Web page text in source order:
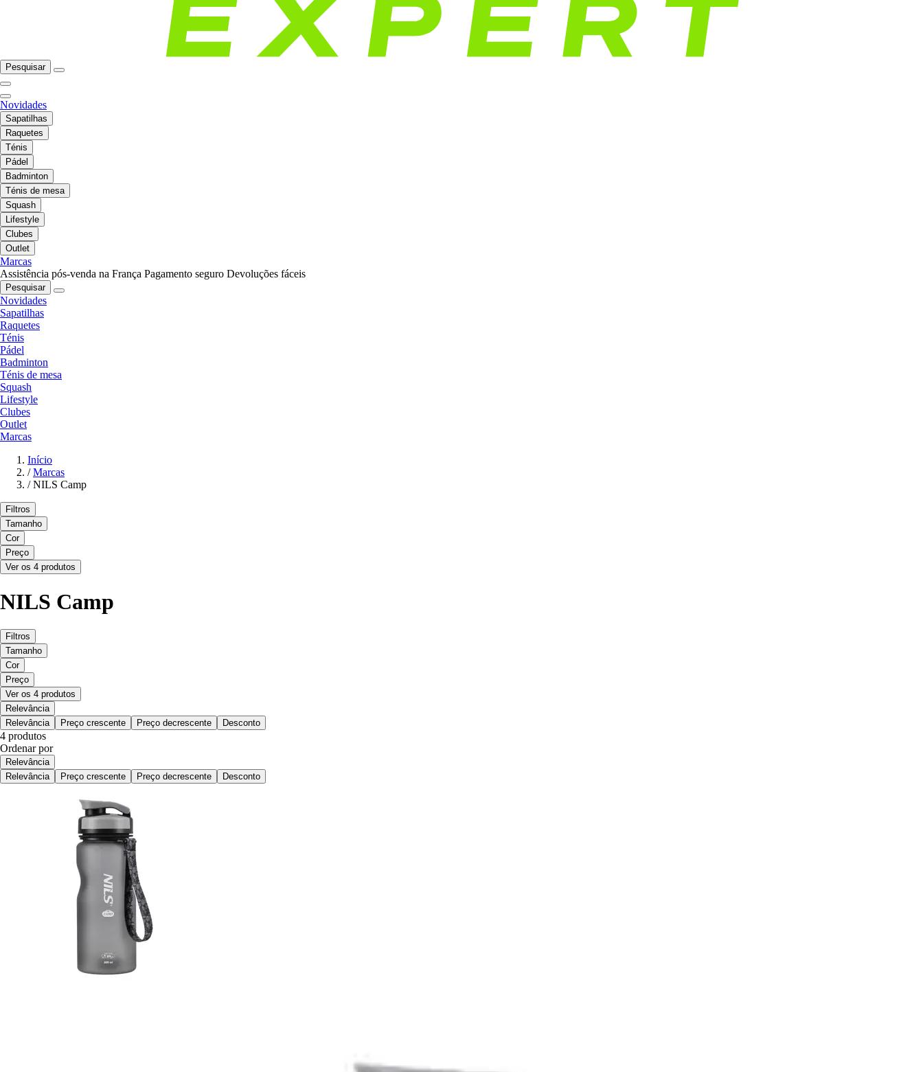
Pesquisar
Novidades
Sapatilhas
Raquetes
Ténis
Pádel
Badminton
Ténis de mesa
Squash
Lifestyle
Clubes
Outlet
Marcas
Assistência pós-venda na França Pagamento seguro Devoluções fáceis
Pesquisar
Novidades
Sapatilhas
Raquetes
Ténis
Pádel
Badminton
Ténis de mesa
Squash
Lifestyle
Clubes
Outlet
Marcas
Início
/ Marcas
/ NILS Camp
Filtros
Tamanho
Cor
Preço
Ver os 4 produtos
NILS Camp
Filtros
Tamanho
Cor
Preço
Ver os 4 produtos
Relevância
Relevância
Preço crescente Preço decrescente Desconto
4 produtos
Ordenar por
Relevância
Relevância
Preço crescente Preço decrescente Desconto